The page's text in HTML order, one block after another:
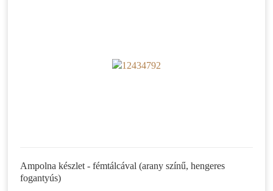
Ampolna készlet - fémtálcával (arany színű, hengeres
fogantyús)